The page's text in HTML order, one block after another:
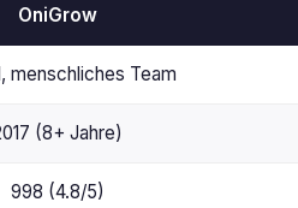
OniGrow
menschliches Team
(8+ Jahre)
998 (4.8/5)